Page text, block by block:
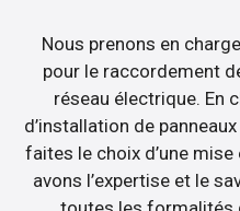
Nous prenons en
pour le raccordement
réseau électrique. En
d’installation de
faites le choix d’une
avons l’expertise et le